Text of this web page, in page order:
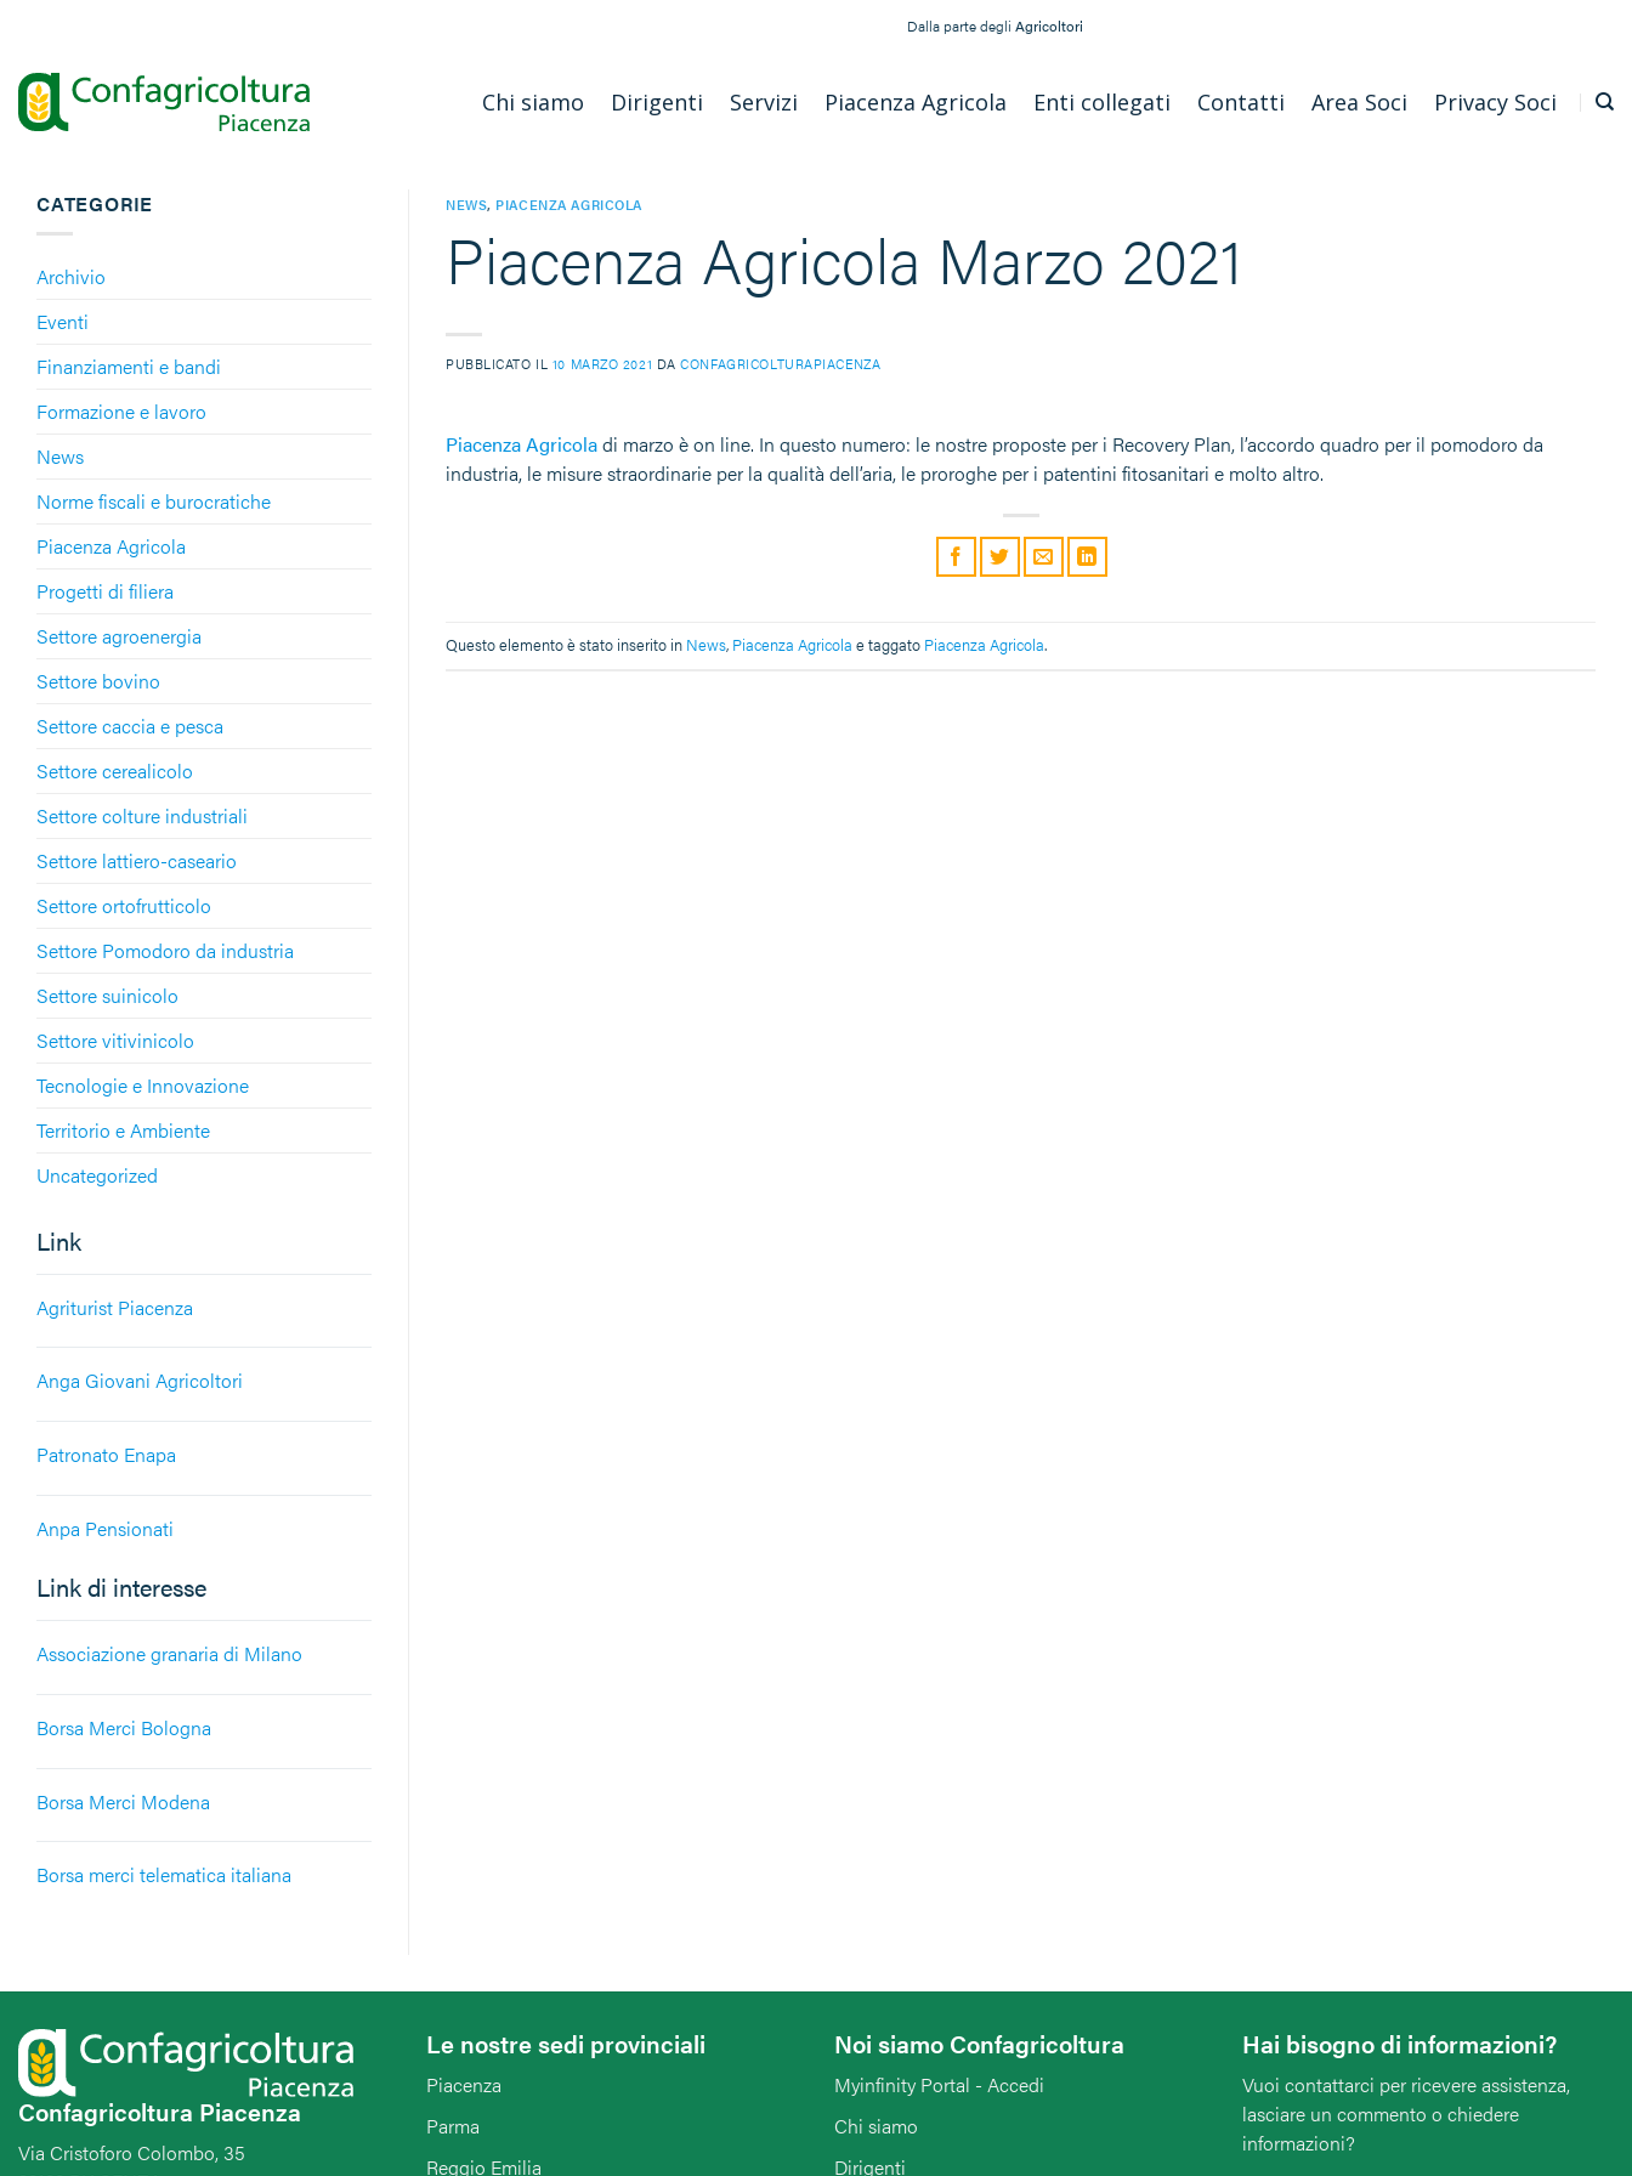
contenuti
Dalla parte degli Agricoltori
Chi siamo Dirigenti Servizi Piacenza Agricola Enti collegati Contatti Area Soci Privacy Soci
CATEGORIE
Archivio
Eventi
Finanziamenti e bandi
Formazione e lavoro
News
Norme fiscali e burocratiche
Piacenza Agricola
Progetti di filiera
Settore agroenergia
Settore bovino
Settore caccia e pesca
Settore cerealicolo
Settore colture industriali
Settore lattiero-caseario
Settore ortofrutticolo
Settore Pomodoro da industria
Settore suinicolo
Settore vitivinicolo
Tecnologie e Innovazione
Territorio e Ambiente
Uncategorized
Link
Agriturist Piacenza
Anga Giovani Agricoltori
Patronato Enapa
Anpa Pensionati
Link di interesse
Associazione granaria di Milano
Borsa Merci Bologna
Borsa Merci Modena
Borsa merci telematica italiana
NEWS, PIACENZA AGRICOLA
Piacenza Agricola Marzo 2021
PUBBLICATO IL 10 MARZO 2021 DACONFAGRICOLTURAPIACENZA
Piacenza Agricoladi marzo è on line. In questo numero: le nostre proposte per i Recovery Plan, l’accordo quadro per il pomodoro da
industria, le misure straordinarie per la qualità dell’aria, le proroghe per i patentini fitosanitari e molto altro.
Questo elemento è stato inserito in News, Piacenza Agricola e taggato Piacenza Agricola.
Confagricoltura Piacenza
Via Cristoforo Colombo, 35
Le nostre sedi provinciali
Piacenza
Parma
Reggio Emilia
Noi siamo Confagricoltura
Myinfinity Portal - Accedi
Chi siamo
Dirigenti
Hai bisogno di informazioni?
Vuoi contattarci per ricevere assistenza,
lasciare un commento o chiedere
informazioni?